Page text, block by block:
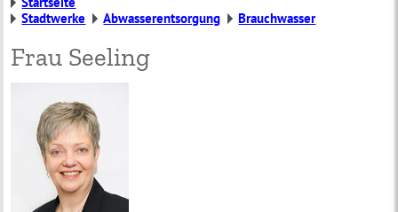
Stadtwerke
Abwasserentsorgung Brauchwasser
Frau Seeling